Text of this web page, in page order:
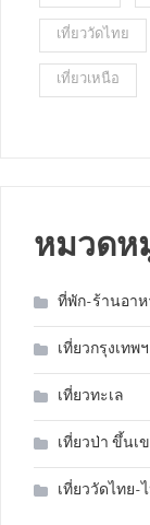
เที่ยววัดไทย
เที่ยวเหนือ
หมวดห
ที่พัก-ร้านอาห
เที่ยวกรุงเทพฯ
เที่ยวทะเล
เที่ยวป่า ขึ้นเ
เที่ยววัดไทย-